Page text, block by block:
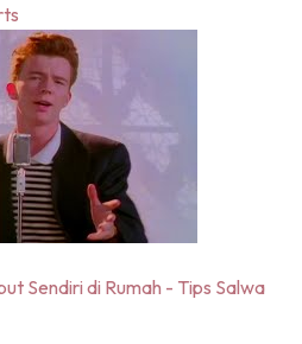
Sendiri di Rumah - Tips Salwa